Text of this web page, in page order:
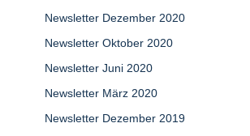
Newsletter Dezember 2020
Newsletter Oktober 2020
Newsletter Juni 2020
Newsletter März 2020
Newsletter Dezember 2019